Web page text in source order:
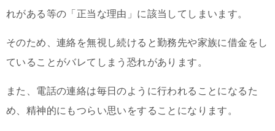
れがある等の「正当な理由」に該当してしまいます。
そのため、連絡を無視し続けると勤務先や家族に借金をし
ていることがバレてしまう恐れがあります。
また、電話の連絡は毎日のように行われることになるた
め、精神的にもつらい思いをすることになります。